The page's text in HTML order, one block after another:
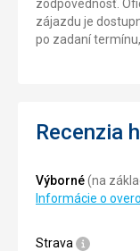
zodpovednosť.
zájazdu je
po zadaní
Recenzia
Výborné(na
Informácie o
Strava